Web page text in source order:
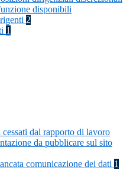
disponibili
2
1
dal rapporto di lavoro
da pubblicare sul sito
comunicazione dei dati 1